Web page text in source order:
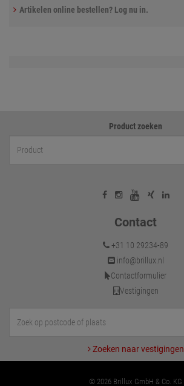
Artikelen online bestellen? Log nu in.
Product zoeken
Contact
+31 10 29234-89
info@brillux.nl
Contactformulier
Vestigingen
Zoeken naar vestigingen
© 2026 Brillux GmbH & Co. KG